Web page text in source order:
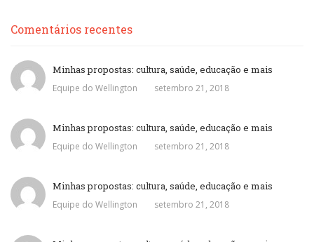
Comentários recentes
Minhas propostas: cultura, saúde, educação e mais
Equipe do Wellington setembro 21, 2018
Minhas propostas: cultura, saúde, educação e mais
Equipe do Wellington setembro 21, 2018
Minhas propostas: cultura, saúde, educação e mais
Equipe do Wellington setembro 21, 2018